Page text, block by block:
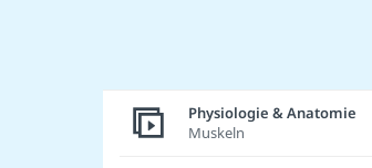
Physiologie & Anatomie
Muskeln